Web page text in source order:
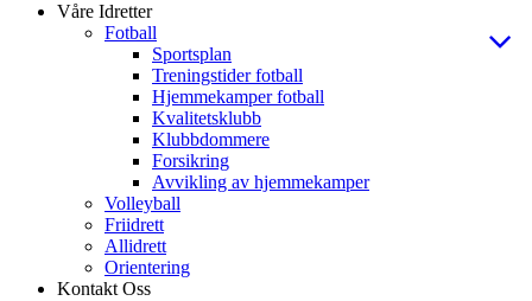
Våre Idretter
Fotball
Sportsplan
Treningstider fotball
Hjemmekamper fotball
Kvalitetsklubb
Klubbdommere
Forsikring
Avvikling av hjemmekamper
Volleyball
Friidrett
Allidrett
Orientering
Kontakt Oss